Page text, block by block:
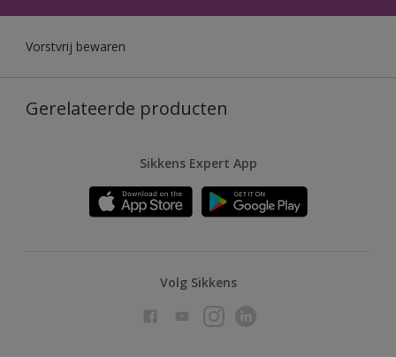
Vorstvrij bewaren
Gerelateerde producten
Sikkens Expert App
Volg Sikkens